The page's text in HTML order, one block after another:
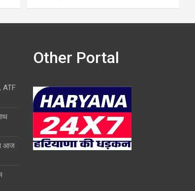
ATF
आज
Other Portal